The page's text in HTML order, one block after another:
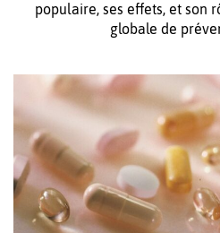
populaire, ses effets, et son
globale de